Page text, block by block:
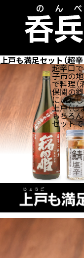
上戸も満足セット（超
超辛口
子市の
で料理
保関の
にいたし
上戸（じ
もちろ
セットで